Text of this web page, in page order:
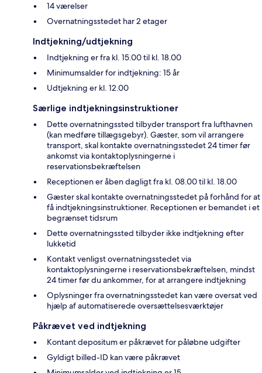
14 værelser
Overnatningsstedet har 2 etager
Indtjekning/udtjekning
Indtjekning er fra kl. 15.00 til kl. 18.00
Minimumsalder for indtjekning: 15 år
Udtjekning er kl. 12.00
Særlige indtjekningsinstruktioner
Dette overnatningssted tilbyder transport fra lufthavnen
(kan medføre tillægsgebyr). Gæster, som vil arrangere
transport, skal kontakte overnatningsstedet 24 timer før
ankomst via kontaktoplysningerne i
reservationsbekræftelsen
Receptionen er åben dagligt fra kl. 08.00 til kl. 18.00
Gæster skal kontakte overnatningsstedet på forhånd for at
få indtjekningsinstruktioner. Receptionen er bemandet i et
begrænset tidsrum
Dette overnatningssted tilbyder ikke indtjekning efter
lukketid
Kontakt venligst overnatningsstedet via
kontaktoplysningerne i reservationsbekræftelsen, mindst
24 timer før du ankommer, for at arrangere indtjekning
Oplysninger fra overnatningsstedet kan være oversat ved
hjælp af automatiserede oversættelsesværktøjer
Påkrævet ved indtjekning
Kontant depositum er påkrævet for påløbne udgifter
Gyldigt billed-ID kan være påkrævet